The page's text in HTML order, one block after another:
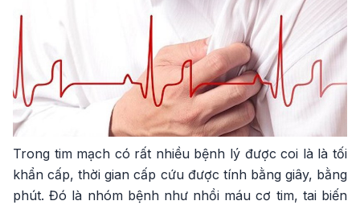
Trong tim mạch có rất nhiều bệnh lý được coi là là tối
khẩn cấp, thời gian cấp cứu được tính bằng giây, bằng
phút. Đó là nhóm bệnh như nhồi máu cơ tim, tai biến